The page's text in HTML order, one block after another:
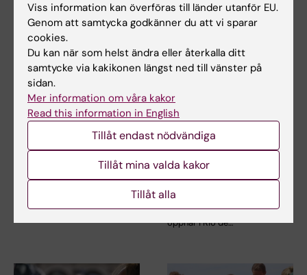
2 aug 2026
Rekordmånga firade
lika villkor med KI i
Sensommarsolen värmde över
Institutet deltog i…
28 jul 2026
KI-forskare bakom
modekreation som
lyfter utmaningar
med hiv
När den 26:e internationella
aidskonferensen (AIDS 2026)
öppnar i Rio de…
Viss information kan överföras till länder utanför EU.
Genom att samtycka godkänner du att vi sparar
cookies.
Du kan när som helst ändra eller återkalla ditt
samtycke via kakikonen längst ned till vänster på
sidan.
Mer information om våra kakor
Read this information in English
Tillåt endast nödvändiga
Tillåt mina valda kakor
Tillåt alla